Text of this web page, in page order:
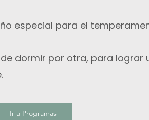
especial para el
dormir por otra, para lograr
Ir a Programas